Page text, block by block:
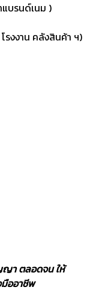
บรนด์เนม )
งงาน คลังสินค้า ฯ)
ญา ตลอดจน ให้
ออาชีพ